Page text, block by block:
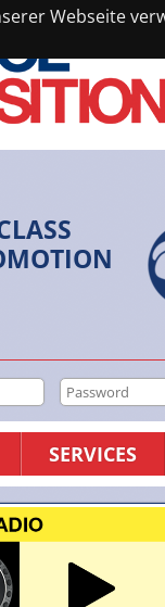
Webseite
SERVICES